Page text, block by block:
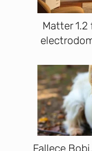
Matter
Fallece